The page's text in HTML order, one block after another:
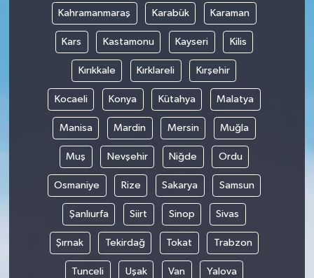
Kahramanmaraş Karabük Karaman
Kars Kastamonu Kayseri Kilis
Kırıkkale Kırklareli Kırşehir
Kocaeli Konya Kütahya Malatya
Manisa Mardin Mersin Muğla
Muş Nevşehir Niğde Ordu
Osmaniye Rize Sakarya Samsun
Şanlıurfa Siirt Sinop Sivas
Şırnak Tekirdağ Tokat Trabzon
Tunceli Uşak Van Yalova